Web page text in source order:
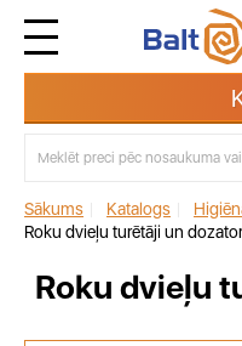
Sākums Katalogs
Roku dvieļu turētāji un
Roku dvieļu